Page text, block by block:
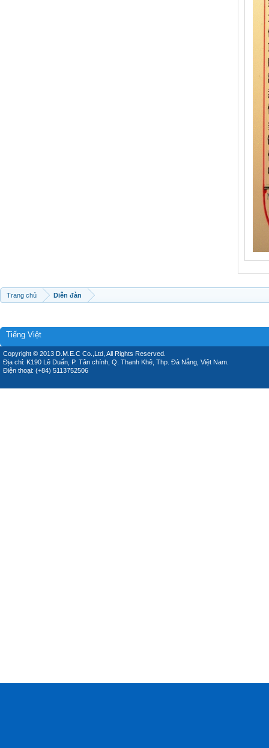
Trang chủ Diễn đàn
Tiếng Việt
Copyright © 2013 D.M.E.C Co.,Ltd, All Rights Reserved.
Địa chỉ: K190 Lê Duẩn, P. Tân chính, Q. Thanh Khê, Thp. Đà Nẵng, Việt Nam.
Điện thoại: (+84) 5113752506